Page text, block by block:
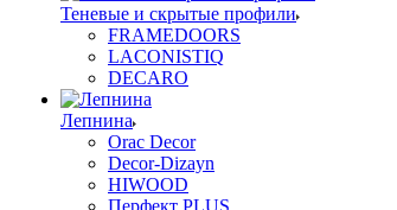
Теневые и скрытые профили
FRAMEDOORS
LACONISTIQ
DECARO
Лепнина
Orac Decor
Decor-Dizayn
HIWOOD
Перфект PLUS